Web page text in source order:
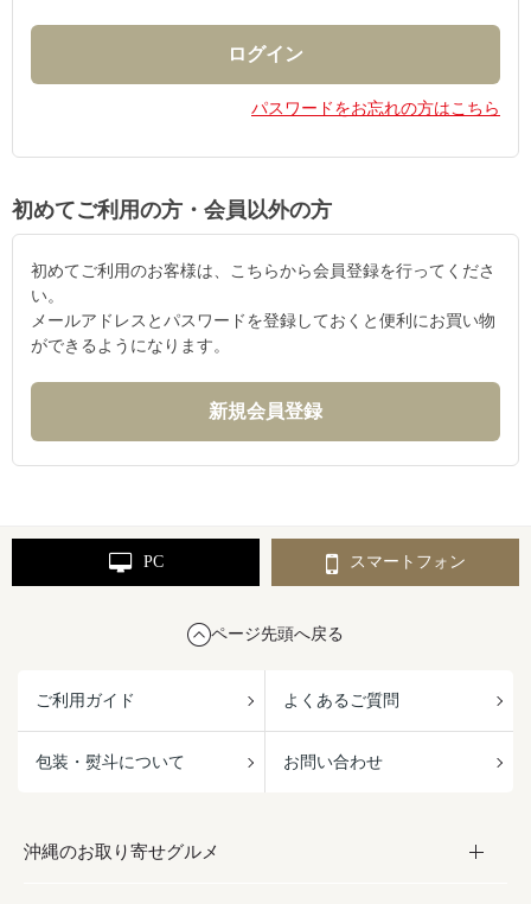
パスワードをお忘れの方はこちら
初めてご利用の方・会員以外の方
初めてご利用のお客様は、こちらから会員登録を行ってくださ
い。
メールアドレスとパスワードを登録しておくと便利にお買い物
ができるようになります。
PC スマートフォン
ページ先頭へ戻る
ご利用ガイド よくあるご質問
包装・熨斗について お問い合わせ
沖縄のお取り寄せグルメ